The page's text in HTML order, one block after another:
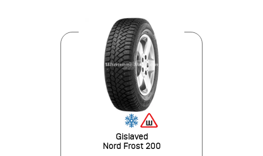
Gislaved
Nord Frost 200